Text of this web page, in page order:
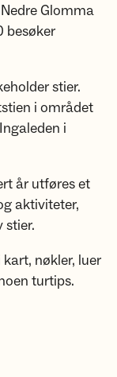
Glomma
besøker
stier.
i området
i
år utføres et
aktiviteter,
stier.
nøkler, luer
turtips.